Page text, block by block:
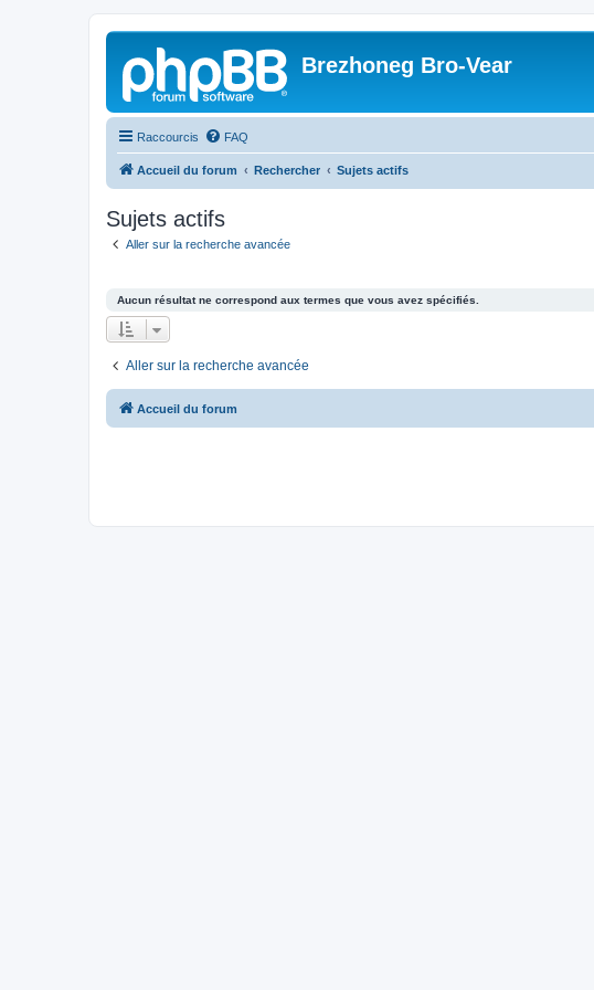
Brezhoneg Bro-Vear
Raccourcis FAQ
Accueil du forum Rechercher Sujets actifs
Sujets actifs
Aller sur la recherche avancée
Aucun résultat ne correspond aux termes que vous avez spécifiés.
Aller sur la recherche avancée
Accueil du forum